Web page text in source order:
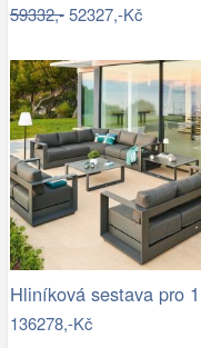
59332,-52327,-Kč
136278,-Kč